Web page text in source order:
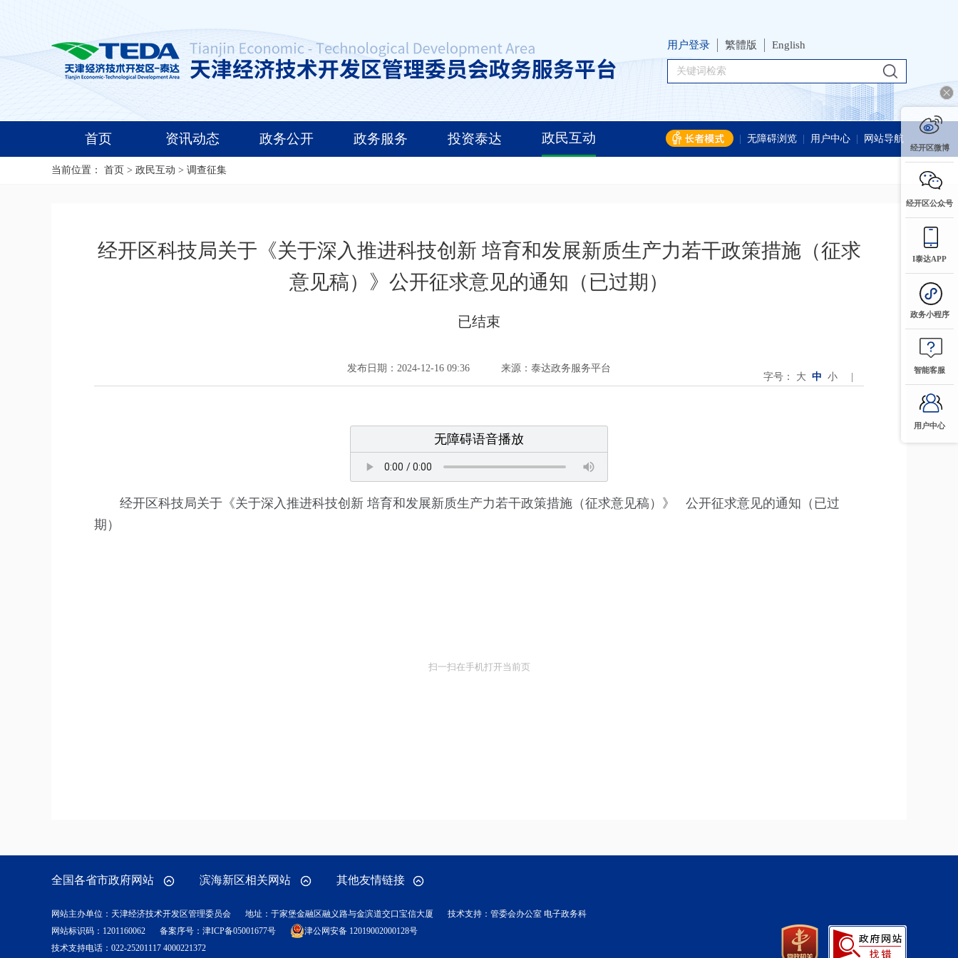
用户登录 繁體版 English
首页 资讯动态 政务公开 政务服务 投资泰达 政民互动 无障碍浏览 用户中心 网站导航
当前位置： 首页 > 政民互动 > 调查征集
经开区科技局关于《关于深入推进科技创新 培育和发展新质生产力若干政策措施（征求
意见稿）》公开征求意见的通知（已过期）
已结束
发布日期：2024-12-16 09:36
来源：泰达政务服务平台
字号： 大 中 小
无障碍语音播放
经开区科技局关于《关于深入推进科技创新 培育和发展新质生产力若干政策措施（征求意见稿）》 公开征求意见的通知（已过
期）
扫一扫在手机打开当前页
经开区微博
经开区公众号
I泰达APP
政务小程序
智能客服
用户中心
全国各省市政府网站 滨海新区相关网站 其他友情链接
网站主办单位：天津经济技术开发区管理委员会 地址：于家堡金融区融义路与金滨道交口宝信大厦
技术支持：管委会办公室 电子政务科
网站标识码：1201160062
备案序号： 津ICP备05001677号
津公网安备 12019002000128号
技术支持电话：022-25201117 4000221372